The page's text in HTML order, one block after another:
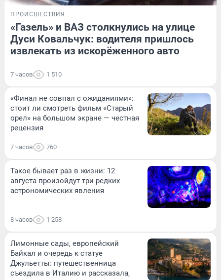
ПРОИСШЕСТВИЯ
«Газель» и ВАЗ столкнулись на улице
Дуси Ковальчук: водителя пришлось
извлекать из искорёженного авто
7 часов 1 510
«Финал не совпал с ожиданиями»:
стоит ли смотреть фильм «Старый
орел» на большом экране — честная
рецензия
7 часов 760
Такое бывает раз в жизни: 12
августа произойдут три редких
астрономических явления
8 часов 1 258
Лимонные сады, европейский
Байкал и очередь к статуе
Джульетты: путешественница
съездила в Италию и рассказала,